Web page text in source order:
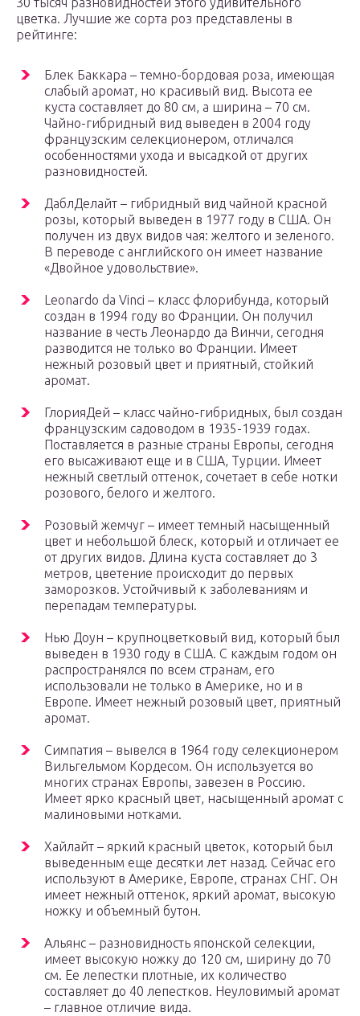
цветка. Лучшие же сорта роз представлены в
рейтинге:
Блек Баккара – темно-бордовая роза, имеющая
слабый аромат, но красивый вид. Высота ее
куста составляет до 80 см, а ширина – 70 см.
Чайно-гибридный вид выведен в 2004 году
французским селекционером, отличался
особенностями ухода и высадкой от других
разновидностей.
ДаблДелайт – гибридный вид чайной красной
розы, который выведен в 1977 году в США. Он
получен из двух видов чая: желтого и зеленого.
В переводе с английского он имеет название
«Двойное удовольствие».
Leonardo da Vinci – класс флорибунда, который
создан в 1994 году во Франции. Он получил
название в честь Леонардо да Винчи, сегодня
разводится не только во Франции. Имеет
нежный розовый цвет и приятный, стойкий
аромат.
ГлорияДей – класс чайно-гибридных, был создан
французским садоводом в 1935-1939 годах.
Поставляется в разные страны Европы, сегодня
его высаживают еще и в США, Турции. Имеет
нежный светлый оттенок, сочетает в себе нотки
розового, белого и желтого.
Розовый жемчуг – имеет темный насыщенный
цвет и небольшой блеск, который и отличает ее
от других видов. Длина куста составляет до 3
метров, цветение происходит до первых
заморозков. Устойчивый к заболеваниям и
перепадам температуры.
Нью Доун – крупноцветковый вид, который был
выведен в 1930 году в США. С каждым годом он
распространялся по всем странам, его
использовали не только в Америке, но и в
Европе. Имеет нежный розовый цвет, приятный
аромат.
Симпатия – вывелся в 1964 году селекционером
Вильгельмом Кордесом. Он используется во
многих странах Европы, завезен в Россию.
Имеет ярко красный цвет, насыщенный аромат с
малиновыми нотками.
Хайлайт – яркий красный цветок, который был
выведенным еще десятки лет назад. Сейчас его
используют в Америке, Европе, странах СНГ. Он
имеет нежный оттенок, яркий аромат, высокую
ножку и объемный бутон.
Альянс – разновидность японской селекции,
имеет высокую ножку до 120 см, ширину до 70
см. Ее лепестки плотные, их количество
составляет до 40 лепестков. Неуловимый аромат
– главное отличие вида.